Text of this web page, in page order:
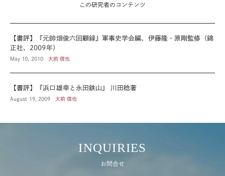
この研究者のコンテンツ
【書評】『元帥畑俊六回顧録』軍事史学会編、伊藤隆・原剛監修（錦
正社、2009年）
May 10, 2010 大前 信也
【書評】『浜口雄幸と永田鉄山』 川田稔著
August 19, 2009 大前 信也
INQUIRIES
お問合せ